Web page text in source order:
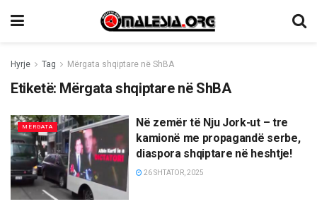
Hyrje Tag Mërgata shqiptare në ShBA
Etiketë: Mërgata shqiptare në ShBA
MËRGATA
Në zemër të Nju Jork-ut – tre
kamionë me propagandë serbe,
diaspora shqiptare në heshtje!
26 SHTATOR, 2025